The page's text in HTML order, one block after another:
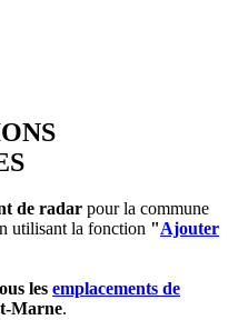
de radar pour la commune
utilisant la fonction "Ajouter
les emplacements de
Marne.